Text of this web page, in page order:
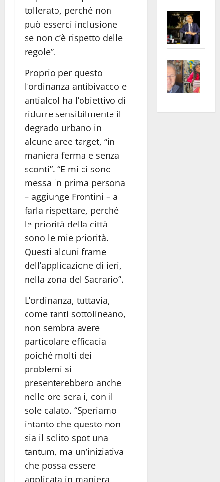
tollerato, perché non
può esserci inclusione
se non c’è rispetto delle
regole”.
Proprio per questo
l’ordinanza antibivacco e
antialcol ha l’obiettivo di
ridurre sensibilmente il
degrado urbano in
alcune aree target, “in
maniera ferma e senza
sconti”. “E mi ci sono
messa in prima persona
– aggiunge Frontini – a
farla rispettare, perché
le priorità della città
sono le mie priorità.
Questi alcuni frame
dell’applicazione di ieri,
nella zona del Sacrario”.
L’ordinanza, tuttavia,
come tanti sottolineano,
non sembra avere
particolare efficacia
poiché molti dei
problemi si
presenterebbero anche
nelle ore serali, con il
sole calato. “Speriamo
intanto che questo non
sia il solito spot una
tantum, ma un’iniziativa
che possa essere
applicata in maniera
euro
apre